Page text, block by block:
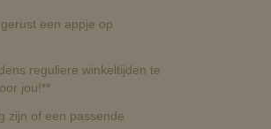
een appje op
reguliere winkeltijden te
jou!**
zijn of een passende